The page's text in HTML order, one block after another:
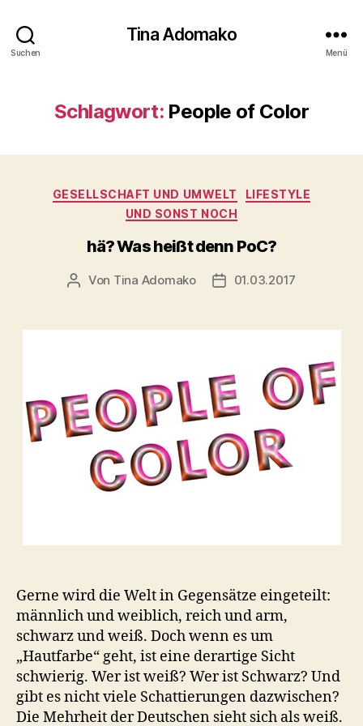
Suchen
Tina Adomako
Menü
Schlagwort: People of Color
Kategorien
GESELLSCHAFT UND UMWELT
LIFESTYLE
UND SONST NOCH
hä? Was heißt denn PoC?
Beitragsautor
Von Tina Adomako Veröffentlichungsdatum
01.03.2017
Gerne wird die Welt in Gegensätze eingeteilt:
männlich und weiblich, reich und arm,
schwarz und weiß. Doch wenn es um
„Hautfarbe“ geht, ist eine derartige Sicht
schwierig. Wer ist weiß? Wer ist Schwarz? Und
gibt es nicht viele Schattierungen dazwischen?
Die Mehrheit der Deutschen sieht sich als weiß.